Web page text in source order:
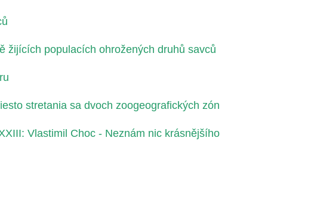
žijících populacích ohrožených druhů savců
stretania sa dvoch zoogeografických zón
Vlastimil Choc - Neznám nic krásnějšího